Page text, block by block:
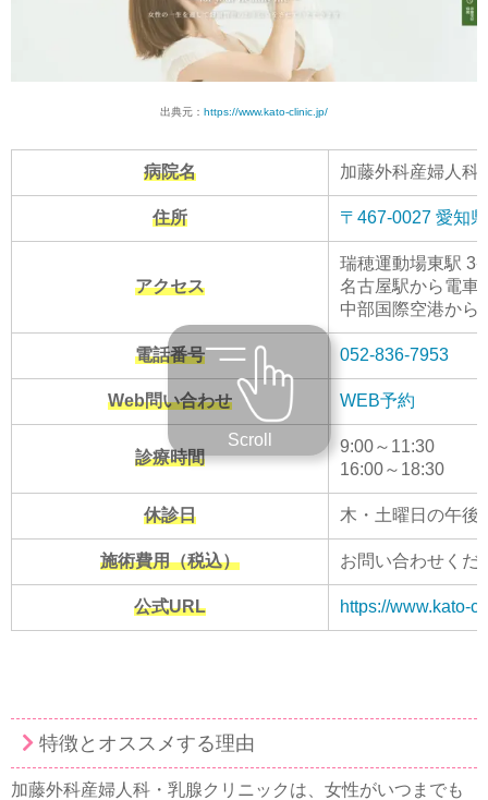
出典元： https://www.kato-clinic.jp/
病院名 加藤外科産婦人科
住所 〒467-0027 愛知
アクセス
瑞穂運動場東駅 3
名古屋駅から電車
中部国際空港から
電話番号 052-836-7953
Web問い合わせ WEB予約
診療時間
9:00～11:30
16:00～18:30
休診日 木・土曜日の午後
施術費用（税込） お問い合わせくだ
公式URL https://www.kato-
Scroll
特徴とオススメする理由
加藤外科産婦人科・乳腺クリニックは、女性がいつまでも